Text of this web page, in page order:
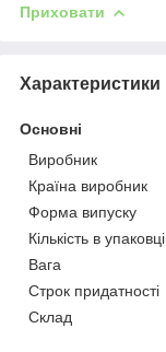
Приховати
Характеристики
Основні
Виробник
Країна виробник
Форма випуску
Кількість в упаковці
Вага
Строк придатності
Склад